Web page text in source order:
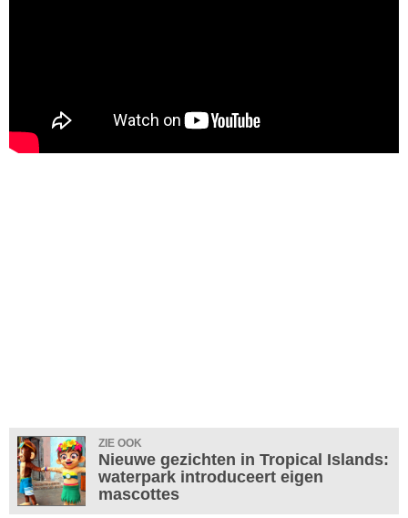
ZIE OOK
Nieuwe gezichten in Tropical Islands:
waterpark introduceert eigen
mascottes